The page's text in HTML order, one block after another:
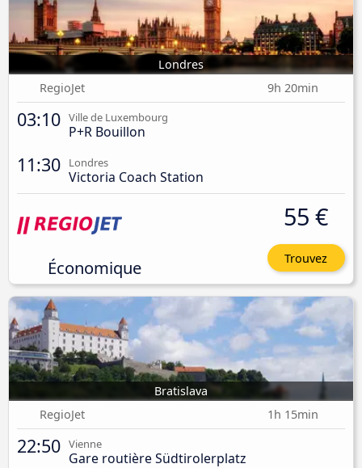
Londres
RegioJet
9h 20min
03:10 Ville de Luxembourg
P+R Bouillon
11:30 Londres
Victoria Coach Station
Économique
55 €
Trouvez
Bratislava
RegioJet
1h 15min
22:50 Vienne
Gare routière Südtirolerplatz